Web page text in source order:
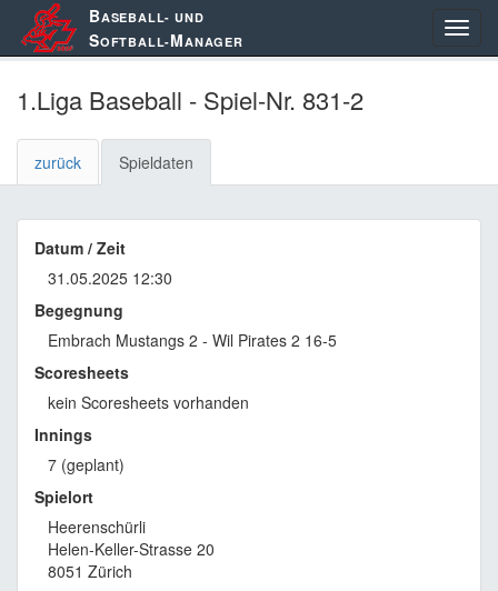
BASEBALL- UND
SOFTBALL-MANAGER
1.Liga Baseball - Spiel-Nr. 831-2
zurück Spieldaten
Datum / Zeit
31.05.2025 12:30
Begegnung
Embrach Mustangs 2 - Wil Pirates 2 16-5
Scoresheets
kein Scoresheets vorhanden
Innings
7 (geplant)
Spielort
Heerenschürli
Helen-Keller-Strasse 20
8051 Zürich